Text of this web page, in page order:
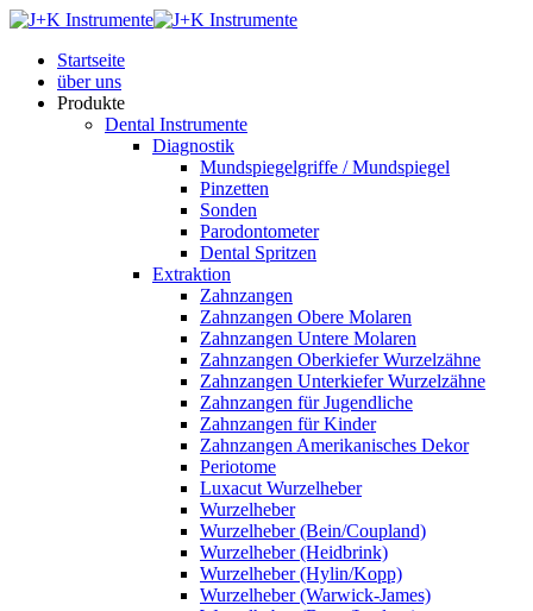
Startseite
über uns
Produkte
Dental Instrumente
Diagnostik
Mundspiegelgriffe / Mundspiegel
Pinzetten
Sonden
Parodontometer
Dental Spritzen
Extraktion
Zahnzangen
Zahnzangen Obere Molaren
Zahnzangen Untere Molaren
Zahnzangen Oberkiefer Wurzelzähne
Zahnzangen Unterkiefer Wurzelzähne
Zahnzangen für Jugendliche
Zahnzangen für Kinder
Zahnzangen Amerikanisches Dekor
Periotome
Luxacut Wurzelheber
Wurzelheber
Wurzelheber (Bein/Coupland)
Wurzelheber (Heidbrink)
Wurzelheber (Hylin/Kopp)
Wurzelheber (Warwick-James)